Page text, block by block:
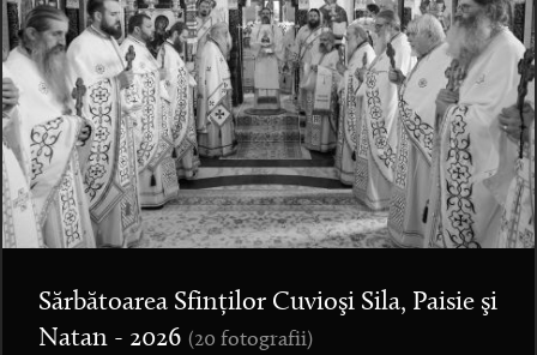
Sărbătoarea Sfinților Cuvioşi Sila, Paisie şi
Natan - 2026 (20 fotografii)